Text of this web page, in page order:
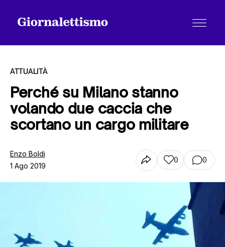
Tutti gli articoli
Chi siamo
ATTUALITÀ
Perché su Milano stanno
volando due caccia che
scortano un cargo militare
Enzo Boldi
1 Ago 2019
0 0